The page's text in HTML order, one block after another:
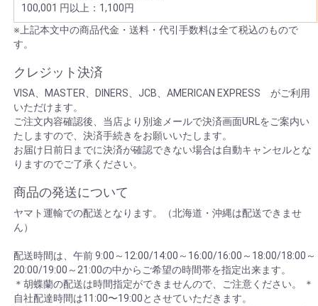
100,001 円以上：1,100円
※上記本文中の商品代金・送料・代引手数料は全て税込のもので
す。
クレジット決済
VISA、MASTER、DINERS、JCB、AMERICAN EXPRESS がご利用
いただけます。
ご注文内容確認後、当店より別途メールで決済画面URLをご案内い
たしますので、決済手続きをお願いいたします。
お届け日前日までに決済が確認できない場合は自動キャンセルとな
りますのでご了承ください。
商品の発送について
ヤマト運輸での配送となります。（北海道・沖縄は配送できませ
ん）
配送時間は、午前 9:00～12:00/14:00～16:00/16:00～18:00/18:00～
20:00/19:00～21:00の中からご希望の時間帯を指定出来ます。
＊胡蝶蘭の配送は時間指定ができませんので、ご注意ください。 ＊
自社配達時間は11:00〜19:00とさせていただきます。